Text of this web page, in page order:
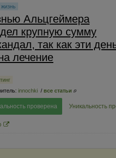
Альцгеймера
крупную сумму
так как эти
лечение
innochki / все статьи
проверена Уникальность